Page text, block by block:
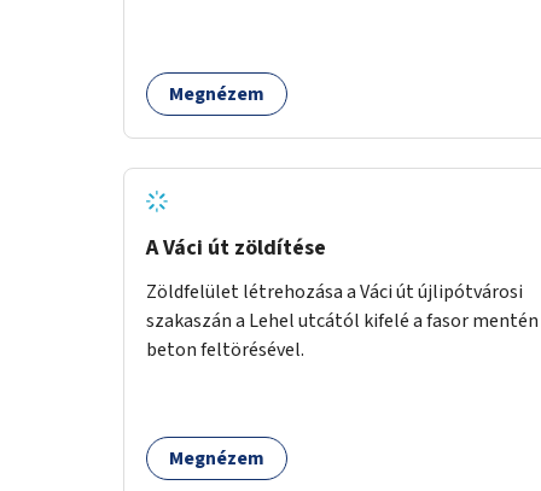
Megnézem
A Váci út zöldítése
Zöldfelület létrehozása a Váci út újlipótvárosi
szakaszán a Lehel utcától kifelé a fasor mentén
beton feltörésével.
Megnézem